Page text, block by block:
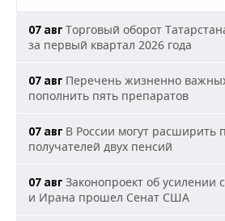
07 авг Торговый оборот
за первый квартал 2026 года
07 авг Перечень жизненно
пополнить пять препаратов
07 авг В России могут расширить
получателей двух пенсий
07 авг Законопроект об усилении
и Ирана прошел Сенат США